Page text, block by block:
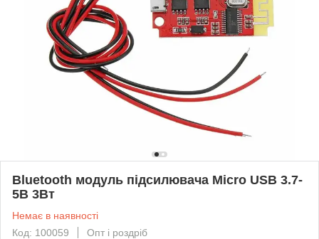
Bluetooth модуль підсилювача Micro USB 3.7-
5В 3Вт
Немає в наявності
Код: 100059
Опт і роздріб